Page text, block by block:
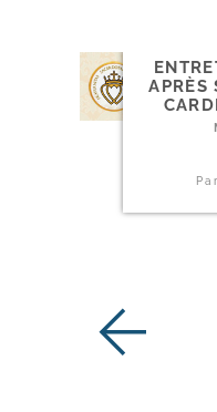
APRÈS